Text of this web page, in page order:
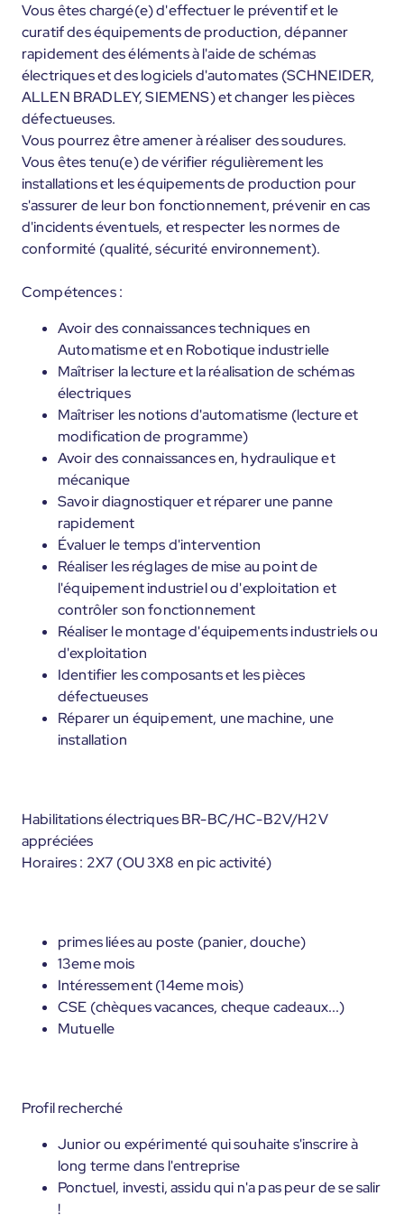
Vous êtes chargé(e) d'effectuer le préventif et le
curatif des équipements de production, dépanner
rapidement des éléments à l'aide de schémas
électriques et des logiciels d'automates (SCHNEIDER,
ALLEN BRADLEY, SIEMENS) et changer les pièces
défectueuses.
Vous pourrez être amener à réaliser des soudures.
Vous êtes tenu(e) de vérifier régulièrement les
installations et les équipements de production pour
s'assurer de leur bon fonctionnement, prévenir en cas
d'incidents éventuels, et respecter les normes de
conformité (qualité, sécurité environnement).
Compétences :
Avoir des connaissances techniques en
Automatisme et en Robotique industrielle
Maîtriser la lecture et la réalisation de schémas
électriques
Maîtriser les notions d'automatisme (lecture et
modification de programme)
Avoir des connaissances en, hydraulique et
mécanique
Savoir diagnostiquer et réparer une panne
rapidement
Évaluer le temps d'intervention
Réaliser les réglages de mise au point de
l'équipement industriel ou d'exploitation et
contrôler son fonctionnement
Réaliser le montage d'équipements industriels ou
d'exploitation
Identifier les composants et les pièces
défectueuses
Réparer un équipement, une machine, une
installation
Habilitations électriques BR-BC/HC-B2V/H2V
appréciées
Horaires : 2X7 (OU 3X8 en pic activité)
primes liées au poste (panier, douche)
13eme mois
Intéressement (14eme mois)
CSE (chèques vacances, cheque cadeaux...)
Mutuelle
Profil recherché
Junior ou expérimenté qui souhaite s'inscrire à
long terme dans l'entreprise
Ponctuel, investi, assidu qui n'a pas peur de se salir
!